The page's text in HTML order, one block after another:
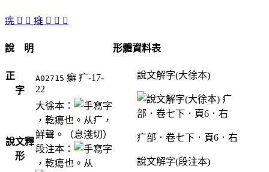
㾌 󳵳 󳵰 㿅 󳵴 󳵱 󳵲
說 明
正
字
A02715 癬 疒-17-
22
說文釋
形
大徐本：
，乾瘍也。从疒，
鮮聲。（息淺切）
段注本：
，乾瘍也。从
形體資料表
說文解字(大徐本)
疒部．卷七下．頁6．右
說文解字(段注本)